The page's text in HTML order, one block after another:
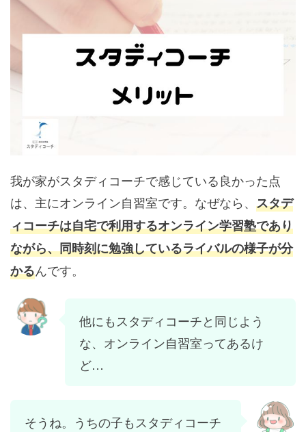
我が家がスタディコーチで感じている良かった点
は、主にオンライン自習室です。なぜなら、 スタデ
ィコーチは自宅で利用するオンライン学習塾であり
ながら、同時刻に勉強しているライバルの様子が分
かるんです。
他にもスタディコーチと同じよう
な、オンライン自習室ってあるけ
ど…
そうね。うちの子もスタディコーチ